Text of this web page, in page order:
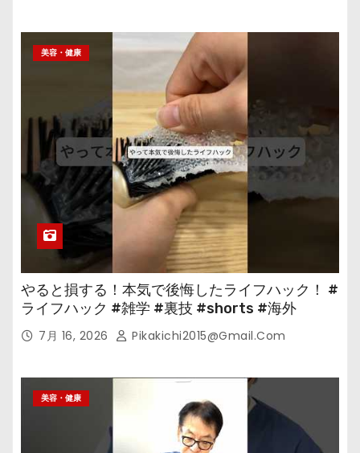
美容・健康
やると損する！本気で後悔したライフハック！ #
ライフハック #雑学 #裏技 #shorts #海外
7月 16, 2026 Pikakichi2015@gmail.com
美容・健康